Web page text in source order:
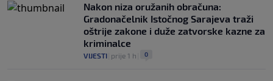
Nakon niza oružanih obračuna:
Gradonačelnik Istočnog Sarajeva traži
oštrije zakone i duže zatvorske kazne za
kriminalce
VIJESTI prije 1 h 0